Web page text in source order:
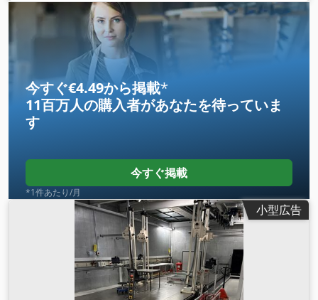
今すぐ€4.49から掲載*
11百万人の購入者があなたを待っていま
す
今すぐ掲載
*1件あたり/月
小型広告